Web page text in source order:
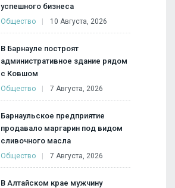
успешного бизнеса
Общество 10 Августа, 2026
В Барнауле построят
административное здание рядом
с Ковшом
Общество 7 Августа, 2026
Барнаульское предприятие
продавало маргарин под видом
сливочного масла
Общество 7 Августа, 2026
В Алтайском крае мужчину